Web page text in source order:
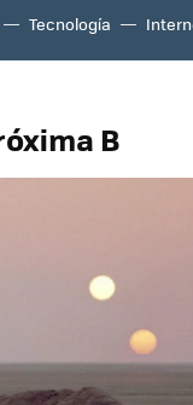
Tecnología
B